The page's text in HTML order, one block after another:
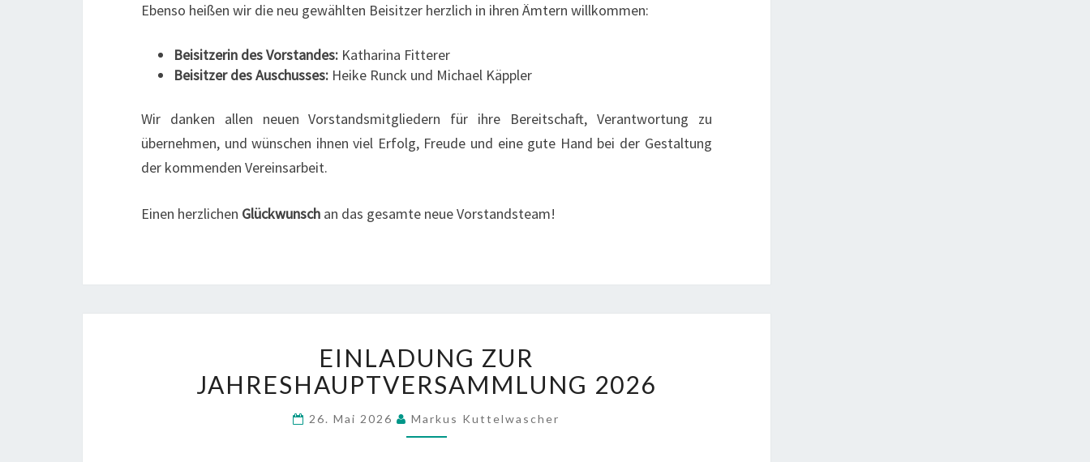
Ebenso heißen wir die neu gewählten Beisitzer herzlich in ihren Ämtern willkommen:
Beisitzerin des Vorstandes: Katharina Fitterer
Beisitzer des Auschusses: Heike Runck und Michael Käppler
Wir danken allen neuen Vorstandsmitgliedern für ihre Bereitschaft, Verantwortung zu
übernehmen, und wünschen ihnen viel Erfolg, Freude und eine gute Hand bei der Gestaltung
der kommenden Vereinsarbeit.
Einen herzlichen Glückwunsch an das gesamte neue Vorstandsteam!
ZUR
JAHRESHAUPTVERSAMMLUNG
2026
EINLADUNG ZUR
JAHRESHAUPTVERSAMMLUNG 2026
26. Mai 2026 Markus Kuttelwascher